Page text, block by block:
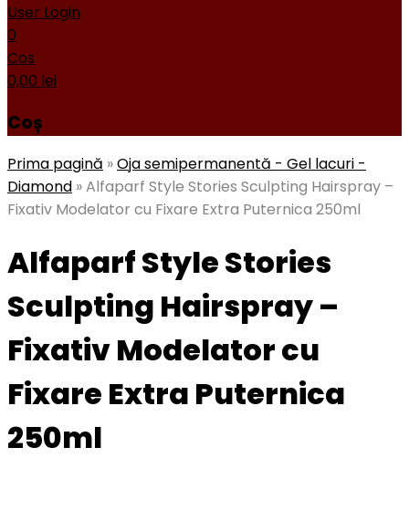
User Login
0
Cos
0,00 lei
Coș
Prima pagină »Oja semipermanentă - Gel lacuri -
Diamond »Alfaparf Style Stories Sculpting Hairspray –
Fixativ Modelator cu Fixare Extra Puternica 250ml
Alfaparf Style Stories
Sculpting Hairspray –
Fixativ Modelator cu
Fixare Extra Puternica
250ml